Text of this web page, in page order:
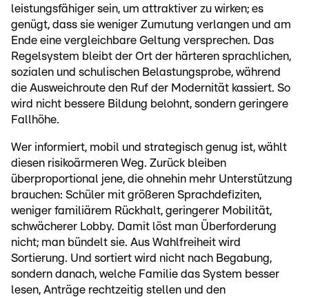
leistungsfähiger sein, um attraktiver zu wirken; es
genügt, dass sie weniger Zumutung verlangen und am
Ende eine vergleichbare Geltung versprechen. Das
Regelsystem bleibt der Ort der härteren sprachlichen,
sozialen und schulischen Belastungsprobe, während
die Ausweichroute den Ruf der Modernität kassiert. So
wird nicht bessere Bildung belohnt, sondern geringere
Fallhöhe.
Wer informiert, mobil und strategisch genug ist, wählt
diesen risikoärmeren Weg. Zurück bleiben
überproportional jene, die ohnehin mehr Unterstützung
brauchen: Schüler mit größeren Sprachdefiziten,
weniger familiärem Rückhalt, geringerer Mobilität,
schwächerer Lobby. Damit löst man Überforderung
nicht; man bündelt sie. Aus Wahlfreiheit wird
Sortierung. Und sortiert wird nicht nach Begabung,
sondern danach, welche Familie das System besser
lesen, Anträge rechtzeitig stellen und den